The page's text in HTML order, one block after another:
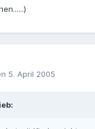
5. April 2005